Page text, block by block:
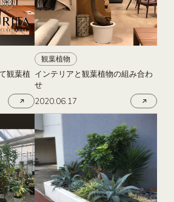
観葉植
観葉植物
インテリアと観葉植物の組み合わ
せ
2020.06.17